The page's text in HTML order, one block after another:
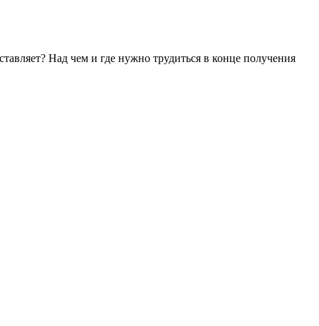
Над чем и где нужно трудиться в конце получения